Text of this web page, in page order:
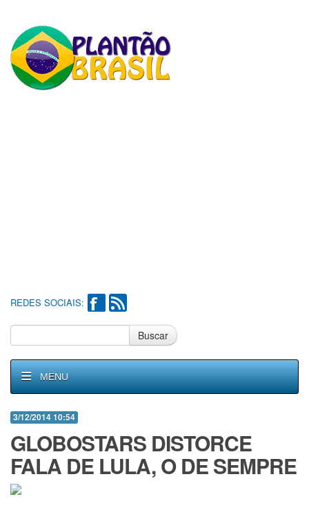
REDES SOCIAIS:
Buscar
MENU
3/12/2014 10:54
GLOBOSTARS DISTORCE
FALA DE LULA, O DE SEMPRE